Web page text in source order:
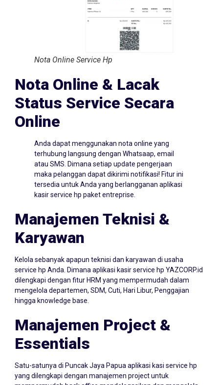
Nota Online & Lacak
Status Service Secara
Online
terhubung langsung dengan Whatsaap, email
atau SMS. Dimana setiap update pengerjaan
maka pelanggan dapat dikirimi notifikasi! Fitur ini
tersedia untuk Anda yang berlangganan aplikasi
kasir service hp paket entreprise.
Manajemen Teknisi &
Karyawan
service hp Anda. Dimana aplikasi kasir service hp YAZCORP.id
dilengkapi dengan fitur HRM yang mempermudah dalam
mengelola departemen, SDM, Cuti, Hari Libur, Penggajian
hingga knowledge base.
Manajemen Project &
Essentials
yang dilengkapi dengan manajemen project untuk
mempermudah back office mendelegasikan dan mengelola